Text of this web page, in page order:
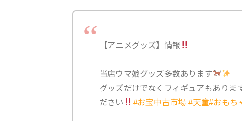
【アニメグッズ】情報
当店ウマ娘グッズ多数あります
グッズだけでなくフィギュアもありま
ださい
#お宝中古市場 #天童#おもち